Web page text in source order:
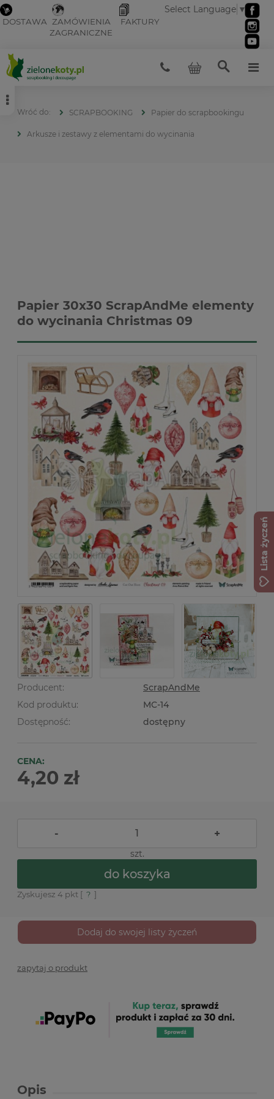
DOSTAWA ZAMÓWIENIA
ZAGRANICZNE
FAKTURY
Select Language ▼
SCRAPBOOKING Papier do scrapbookingu
Arkusze i zestawy z elementami do wycinania
Papier 30x30 ScrapAndMe elementy
do wycinania Christmas 09
Producent:
ScrapAndMe
Kod produktu:
MC-14
Dostępność:
dostępny
CENA:
4,20 zł
- +
szt.
do koszyka
Zyskujesz 4 pkt [ ? ]
Dodaj do swojej listy życzeń
zapytaj o produkt
Opis
Lista życzeń